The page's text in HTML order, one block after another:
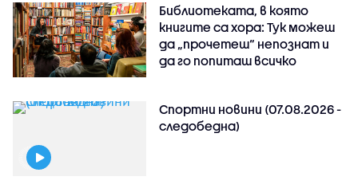
Библиотеката, в която
книгите са хора: Тук можеш
да „прочетеш“ непознат и
да го попиташ всичко
Спортни новини (07.08.2026 -
следобедна)